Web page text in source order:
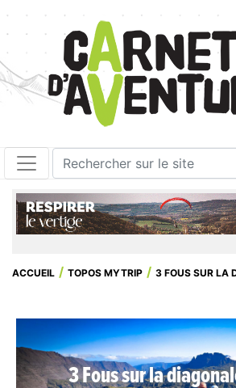
ACCUEIL TOPOS MYTRIP 3 FOUS SUR LA
3 Fous sur la